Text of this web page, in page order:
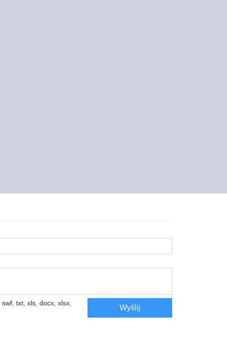
txt, xls, docx, xlsx,
Wyślij